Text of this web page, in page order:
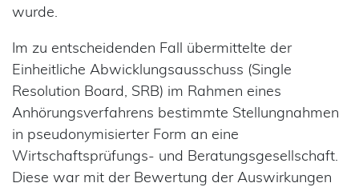
wurde.
Im zu entscheidenden Fall übermittelte der
Einheitliche Abwicklungsausschuss (Single
Resolution Board, SRB) im Rahmen eines
Anhörungsverfahrens bestimmte Stellungnahmen
in pseudonymisierter Form an eine
Wirtschaftsprüfungs- und Beratungsgesellschaft.
Diese war mit der Bewertung der Auswirkungen